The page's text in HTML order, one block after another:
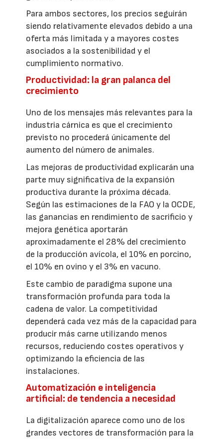
Para ambos sectores, los precios seguirán
siendo relativamente elevados debido a una
oferta más limitada y a mayores costes
asociados a la sostenibilidad y el
cumplimiento normativo.
Productividad: la gran palanca del
crecimiento
Uno de los mensajes más relevantes para la
industria cárnica es que el crecimiento
previsto no procederá únicamente del
aumento del número de animales.
Las mejoras de productividad explicarán una
parte muy significativa de la expansión
productiva durante la próxima década.
Según las estimaciones de la FAO y la OCDE,
las ganancias en rendimiento de sacrificio y
mejora genética aportarán
aproximadamente el 28% del crecimiento
de la producción avícola, el 10% en porcino,
el 10% en ovino y el 3% en vacuno.
Este cambio de paradigma supone una
transformación profunda para toda la
cadena de valor. La competitividad
dependerá cada vez más de la capacidad para
producir más carne utilizando menos
recursos, reduciendo costes operativos y
optimizando la eficiencia de las
instalaciones.
Automatización e inteligencia
artificial: de tendencia a necesidad
La digitalización aparece como uno de los
grandes vectores de transformación para la